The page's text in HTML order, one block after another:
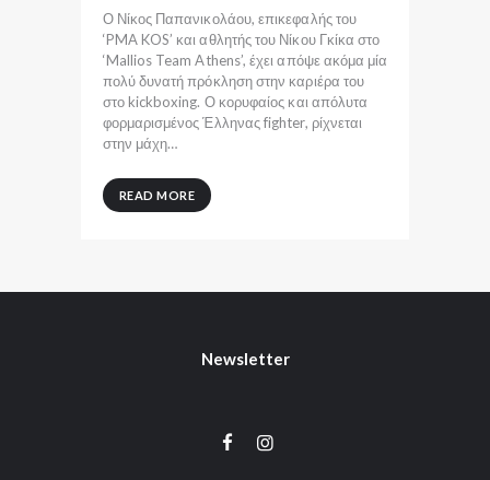
Ο Νίκος Παπανικολάου, επικεφαλής του
‘PMA KOS’ και αθλητής του Νίκου Γκίκα στο
‘Mallios Team Athens’, έχει απόψε ακόμα μία
πολύ δυνατή πρόκληση στην καριέρα του
στο kickboxing. Ο κορυφαίος και απόλυτα
φορμαρισμένος Έλληνας fighter, ρίχνεται
στην μάχη…
READ MORE
Newsletter